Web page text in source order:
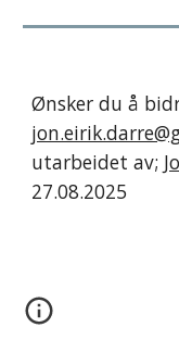
Ønsker du å
utarbeidet av;
27.08.2025